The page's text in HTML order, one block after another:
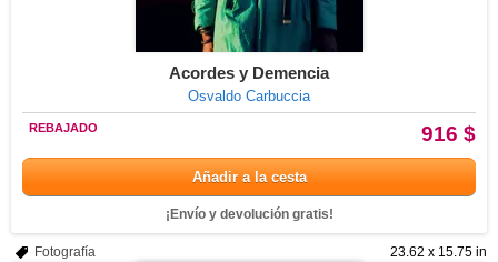
Acordes y Demencia
Osvaldo Carbuccia
916 $
REBAJADO
Añadir a la cesta
¡Envío y devolución gratis!
23.62 x 15.75 in
Fotografía